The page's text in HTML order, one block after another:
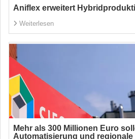
Aniflex erweitert
Weiterlesen
Mehr als 300 Millionen Euro
Automatisierung und regionale